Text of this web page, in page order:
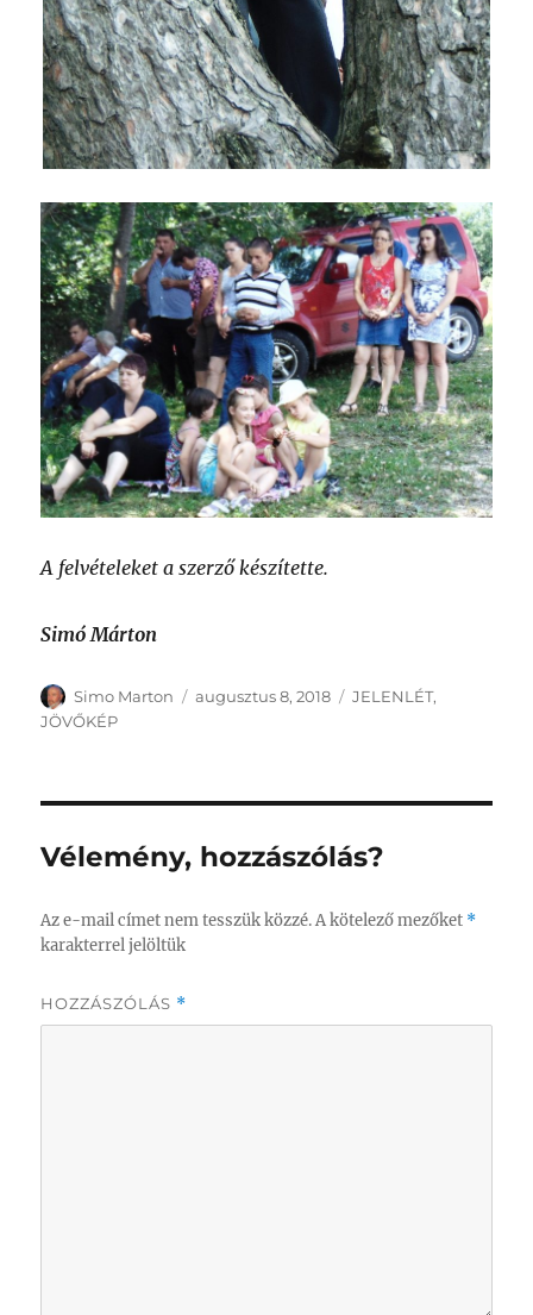
A felvételeket a szerző készítette.
Simó Márton
Szerző
Simo Marton Közzétéve
augusztus 8, 2018 Kategória
JELENLÉT,
JÖVŐKÉP
Vélemény, hozzászólás?
Az e-mail címet nem tesszük közzé. A kötelező mezőket *
karakterrel jelöltük
HOZZÁSZÓLÁS *